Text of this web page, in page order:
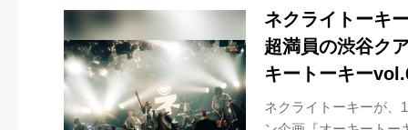
ネクライトーキ
超満員の渋谷ク
キートーキー
ネクライトーキーが、